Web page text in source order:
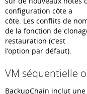
configuration côte a
côte. Les conflits de
de la fonction de
restauration (c’est
l’option par défaut).
VM séquentielle
BackupChain inclut